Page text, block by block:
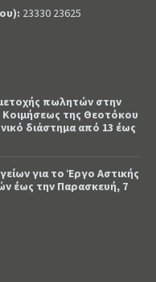
23330 23625
πωλητών στην
της Θεοτόκου
διάστημα από 13 έως
για το Έργο Αστικής
έως την Παρασκευή, 7